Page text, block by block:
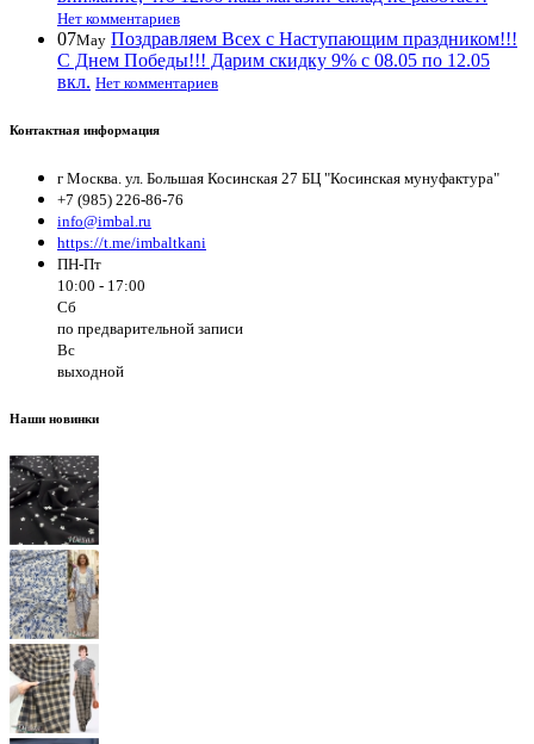
Нет комментариев
07May Поздравляем Всех с Наступающим праздником!!!
С Днем Победы!!! Дарим скидку 9% с 08.05 по 12.05
вкл. Нет комментариев
Контактная информация
г Москва. ул. Большая Косинская 27 БЦ "Косинская мунуфактура"
+7 (985) 226-86-76
info@imbal.ru
https://t.me/imbaltkani
ПН-Пт
10:00 - 17:00
Сб
по предварительной записи
Вс
выходной
Наши новинки